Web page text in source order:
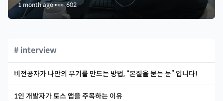
1 month ago•👀602
# interview
비전공자가 나만의 무기를 만드는 방법, “본질을 묻는 눈” 입니다!
1인 개발자가 토스 앱을 주목하는 이유